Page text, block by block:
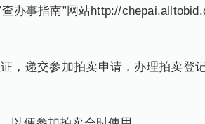
办事指南”网站http://
递交参加拍卖申请，办理拍卖登